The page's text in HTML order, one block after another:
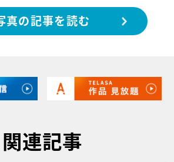
真の記事を読む
関連記事